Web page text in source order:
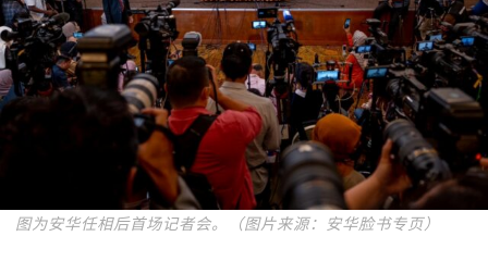
图为安华任相后首场记者会。（图片来源：安华脸书专页）